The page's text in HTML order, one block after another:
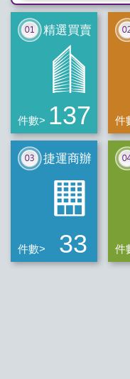
精選買賣
件數> 137 件
捷運商辦
件數> 33 件